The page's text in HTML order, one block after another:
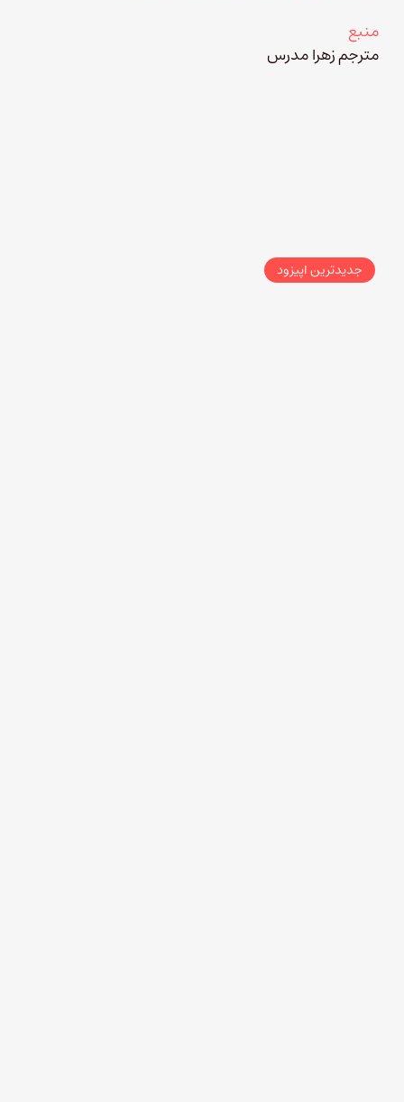
منبع
مترجم زهرا مدرس
جدیدترین اپیزود